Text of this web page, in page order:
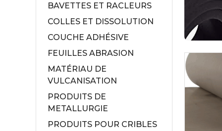
BAVETTES ET RACLEURS
COLLES ET DISSOLUTION
COUCHE ADHÉSIVE
FEUILLES ABRASION
MATÉRIAU DE
VULCANISATION
PRODUITS DE
METALLURGIE
PRODUITS POUR CRIBLES